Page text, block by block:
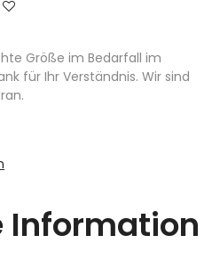
Größe im Bedarfall im
für Ihr Verständnis. Wir sind
Information